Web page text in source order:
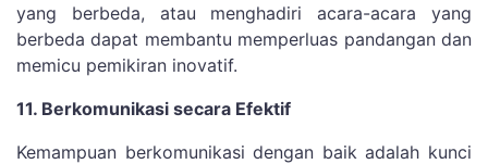
yang berbeda, atau menghadiri acara-acara yang
berbeda dapat membantu memperluas pandangan dan
memicu pemikiran inovatif.
11. Berkomunikasi secara Efektif
Kemampuan berkomunikasi dengan baik adalah kunci